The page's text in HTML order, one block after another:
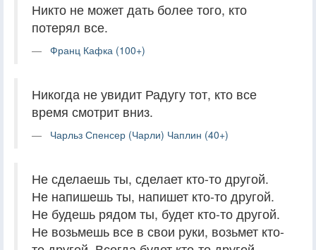
Никто не может дать более того, кто
потерял все.
Франц Кафка (100+)
Никогда не увидит Радугу тот, кто все
время смотрит вниз.
Чарльз Спенсер (Чарли) Чаплин (40+)
Не сделаешь ты, сделает кто-то другой.
Не напишешь ты, напишет кто-то другой.
Не будешь рядом ты, будет кто-то другой.
Не возьмешь все в свои руки, возьмет кто-